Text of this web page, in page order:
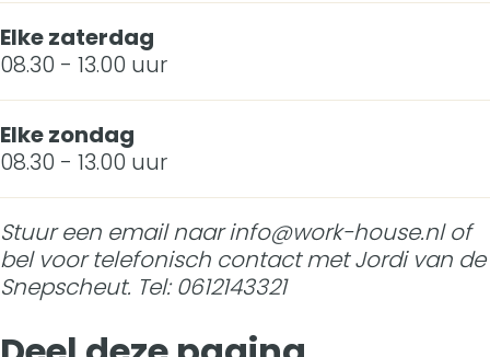
Elke zaterdag
08.30 - 13.00 uur
Elke zondag
08.30 - 13.00 uur
Stuur een email naar info@work-house.nl of
bel voor telefonisch contact met Jordi van de
Snepscheut. Tel: 0612143321